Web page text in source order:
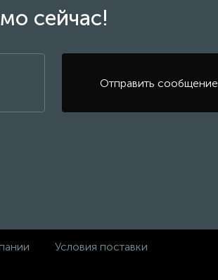
сейчас!
Отправить сообщение
Условия поставки